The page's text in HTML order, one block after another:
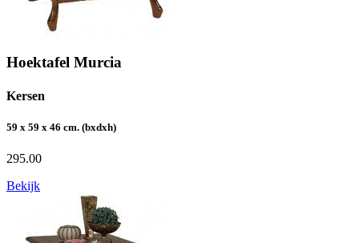
Hoektafel Murcia
Kersen
59 x 59 x 46 cm. (bxdxh)
295.00
Bekijk